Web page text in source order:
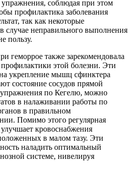
соблюдая при этом
профилактика заболевания
так как некоторые
случае неправильного выполнения
пользу.
геморрое также зарекомендовала
профилактики этой болезни. Эти
укрепление мышц сфинктера
состояние сосудов прямой
по Кегелю, можно
в налаживании работы по
в правильном
Помимо этого регулярная
кровоснабжения
в малом тазу. Эти
наладить оптимальный
системе, нивелируя